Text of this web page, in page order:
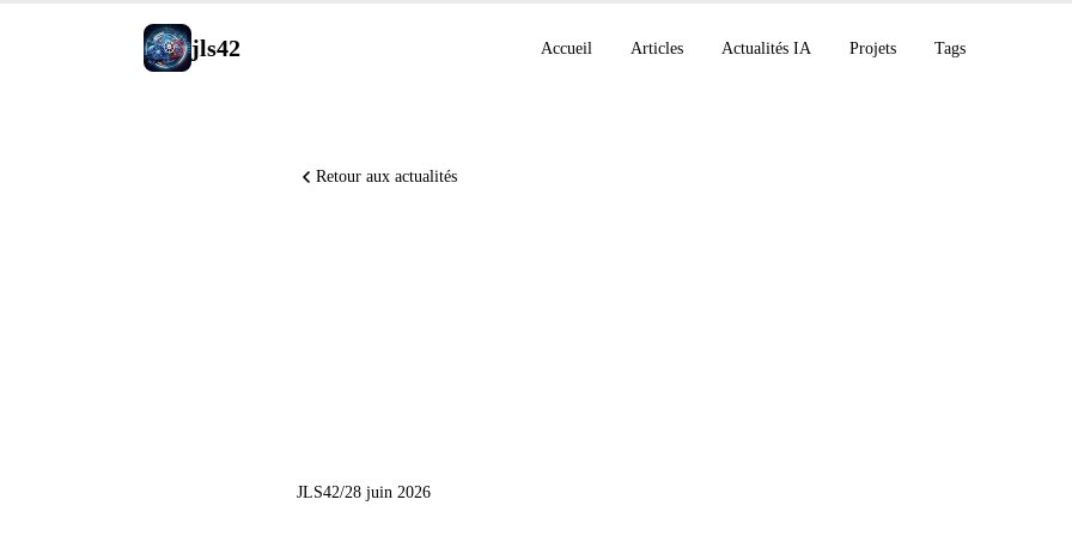
jls42 Accueil Articles Actualités IA Projets Tags
Retour aux actualités
JLS42/28 juin 2026